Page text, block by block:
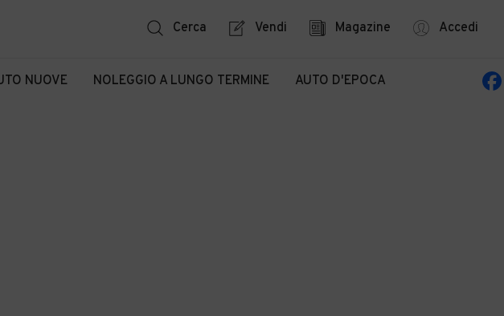
Cerca Vendi Magazine Accedi
NUOVE NOLEGGIO A LUNGO TERMINE AUTO D'EPOCA